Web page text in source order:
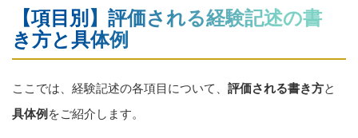
【項目別】評価される経験記述の書
き方と具体例
ここでは、経験記述の各項目について、 評価される書き方と
具体例をご紹介します。